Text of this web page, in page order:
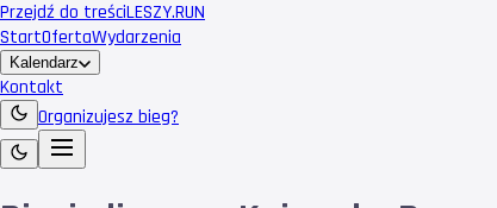
Przejdź do treściLESZY.RUN
StartOfertaWydarzenia
Kalendarz
Kontakt
Organizujesz bieg?